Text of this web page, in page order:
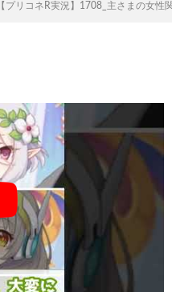
【プリコネR実況】1708_主さまの女